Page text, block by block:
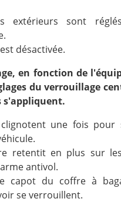
extérieurs sont
désactivée.
en fonction de
du verrouillage
s'appliquent.
une fois pour
retentit en plus sur
antivol.
capot du coffre à
se verrouillent.